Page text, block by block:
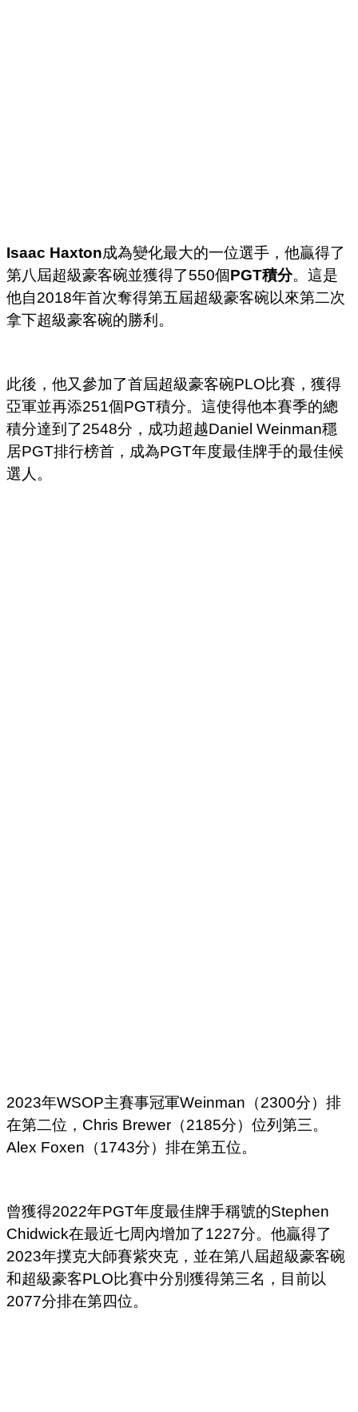
Isaac Haxton成為變化最大的一位選手，他贏得了
第八屆超級豪客碗並獲得了550個PGT積分。這是
他自2018年首次奪得第五屆超級豪客碗以來第二次
拿下超級豪客碗的勝利。
此後，他又參加了首屆超級豪客碗PLO比賽，獲得
亞軍並再添251個PGT積分。這使得他本賽季的總
積分達到了2548分，成功超越Daniel Weinman穩
居PGT排行榜首，成為PGT年度最佳牌手的最佳候
選人。
2023年WSOP主賽事冠軍Weinman（2300分）排
在第二位，Chris Brewer（2185分）位列第三。
Alex Foxen（1743分）排在第五位。
曾獲得2022年PGT年度最佳牌手稱號的Stephen
Chidwick在最近七周內增加了1227分。他贏得了
2023年撲克大師賽紫夾克，並在第八屆超級豪客碗
和超級豪客PLO比賽中分別獲得第三名，目前以
2077分排在第四位。